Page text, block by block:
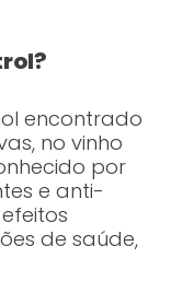
encontrado
no vinho
por
e anti-
de saúde,